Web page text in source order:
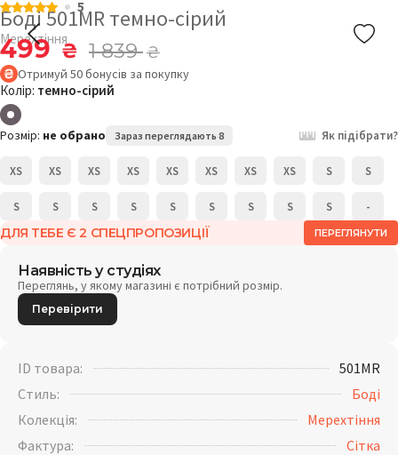
5
Боді 501MR темно-сірий
Мерехтіння
499₴ 1 839₴
Отримуй 50бонусів за покупку
Колір: темно-сірий
Розмір: не обрано Зараз переглядають 8 Як підібрати?
XS XS XS XS XS XS XS XS S S
S S S S S S S S S -
ДЛЯ ТЕБЕ Є 2 СПЕЦПРОПОЗИЦІЇ ПЕРЕГЛЯНУТИ
Наявність у студіях
Переглянь, у якому магазині є потрібний розмір.
Перевірити
ID товара:
501MR
Стиль:
Боді
Колекція:
Мерехтіння
Фактура:
Сітка